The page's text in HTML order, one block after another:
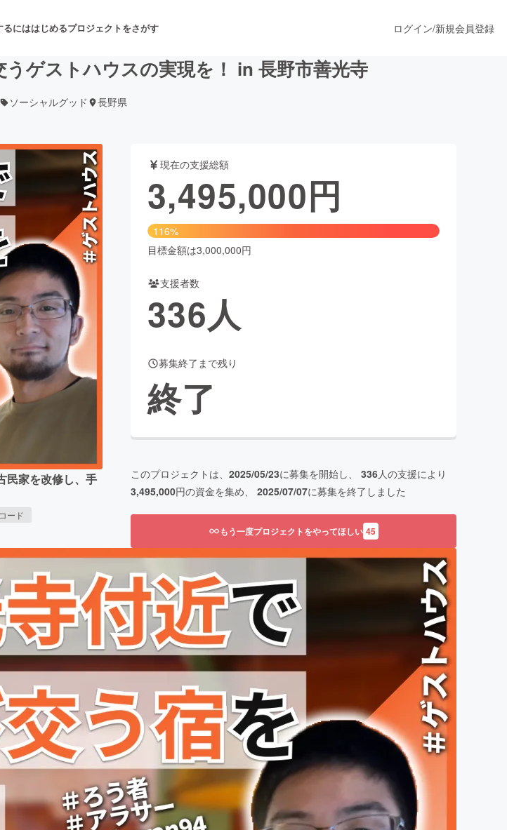
るにははじめるプロジェクトをさがす
舞台・パフォーマンス
フード・飲食店 ファッション
アニメ・漫画
ビューティー・ヘルスケア
GoodCAMPFIRE Creation
と納税
machi-ya
ログイン/新規会員登録
ゲストハウスの実現を！ in 長野市善光寺
ソーシャルグッド 長野県
民家を改修し、手
ード
現在の支援総額
3,495,000円
116%
目標金額は3,000,000円
支援者数
336人
募集終了まで残り
終了
このプロジェクトは、 2025/05/23に募集を開始し、 336人の支援により
3,495,000円の資金を集め、 2025/07/07に募集を終了しました
もう一度プロジェクトをやってほしい 45